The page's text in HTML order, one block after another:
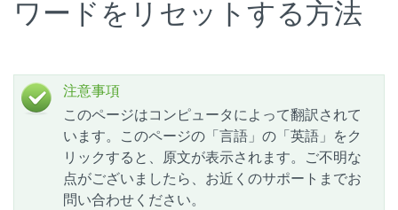
ワードをリセットする方法
注意事項
このページはコンピュータによって翻訳されて
います。このページの「言語」の「英語」をク
リックすると、原文が表示されます。ご不明な
点がございましたら、お近くのサポートまでお
問い合わせください。